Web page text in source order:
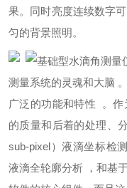
果。同时亮度连续数字
匀的背景照明。
测量系统的灵魂和大脑
广泛的功能和特性 。作
的质量和后着的处理、
sub-pixel）液滴坐标检
液滴全轮廓分析 ，和基